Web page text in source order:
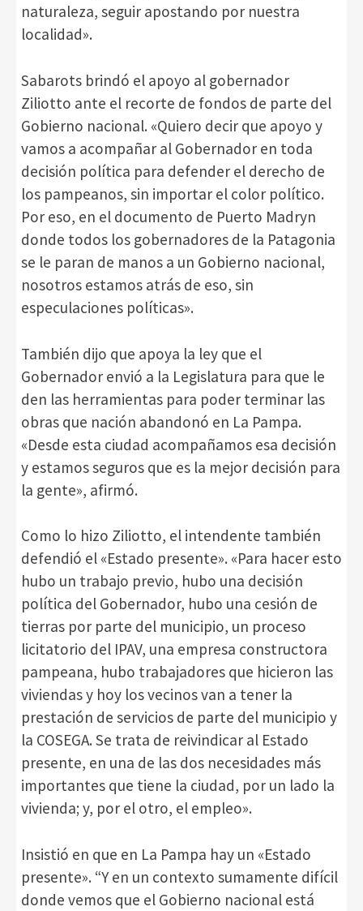
naturaleza, seguir apostando por nuestra
localidad».
Sabarots brindó el apoyo al gobernador
Ziliotto ante el recorte de fondos de parte del
Gobierno nacional. «Quiero decir que apoyo y
vamos a acompañar al Gobernador en toda
decisión política para defender el derecho de
los pampeanos, sin importar el color político.
Por eso, en el documento de Puerto Madryn
donde todos los gobernadores de la Patagonia
se le paran de manos a un Gobierno nacional,
nosotros estamos atrás de eso, sin
especulaciones políticas».
También dijo que apoya la ley que el
Gobernador envió a la Legislatura para que le
den las herramientas para poder terminar las
obras que nación abandonó en La Pampa.
«Desde esta ciudad acompañamos esa decisión
y estamos seguros que es la mejor decisión para
la gente», afirmó.
Como lo hizo Ziliotto, el intendente también
defendió el «Estado presente». «Para hacer esto
hubo un trabajo previo, hubo una decisión
política del Gobernador, hubo una cesión de
tierras por parte del municipio, un proceso
licitatorio del IPAV, una empresa constructora
pampeana, hubo trabajadores que hicieron las
viviendas y hoy los vecinos van a tener la
prestación de servicios de parte del municipio y
la COSEGA. Se trata de reivindicar al Estado
presente, en una de las dos necesidades más
importantes que tiene la ciudad, por un lado la
vivienda; y, por el otro, el empleo».
Insistió en que en La Pampa hay un «Estado
presente». “Y en un contexto sumamente difícil
donde vemos que el Gobierno nacional está